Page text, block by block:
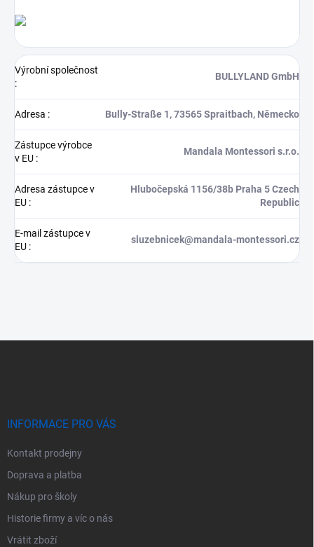
Výrobní společnost
:
BULLYLAND GmbH
Adresa : Bully-Straße 1, 73565 Spraitbach, Německo
Zástupce výrobce
v EU :
Mandala Montessori s.r.o.
Adresa zástupce v
EU :
Hlubočepská 1156/38b Praha 5 Czech
Republic
E-mail zástupce v
EU :
sluzebnicek@mandala-montessori.cz
INFORMACE PRO VÁS
Kontakt prodejny
Doprava a platba
Nákup pro školy
Historie firmy a víc o nás
Vrátit zboží